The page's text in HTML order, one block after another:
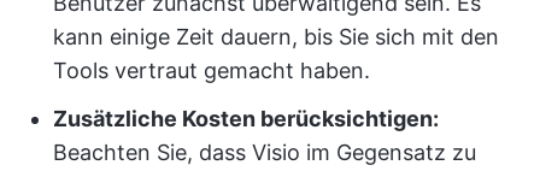
kann einige Zeit dauern, bis Sie sich mit den
Tools vertraut gemacht haben.
Zusätzliche Kosten berücksichtigen:
Beachten Sie, dass Visio im Gegensatz zu